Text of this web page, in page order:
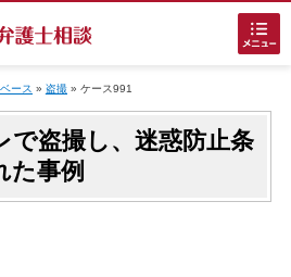
ース » 盗撮» ケース991
で盗撮し、迷惑防止条
た事例